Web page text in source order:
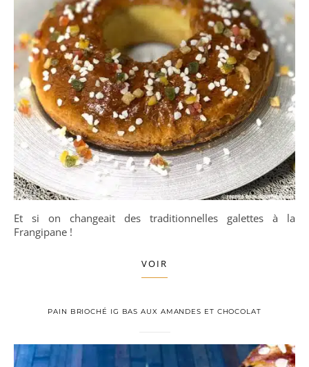
Et si on changeait des traditionnelles galettes à la
Frangipane !
VOIR
PAIN BRIOCHÉ IG BAS AUX AMANDES ET CHOCOLAT